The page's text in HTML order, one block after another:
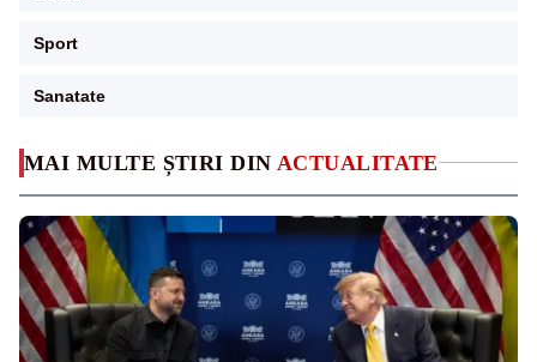
MAI MULTE ȘTIRI DIN ACTUALITATE
Sport
Sanatate